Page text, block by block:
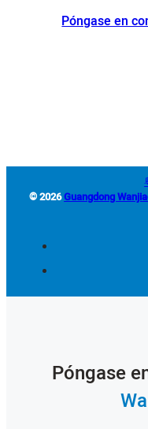
Póngase en
© 2026Guangdong
Póngase